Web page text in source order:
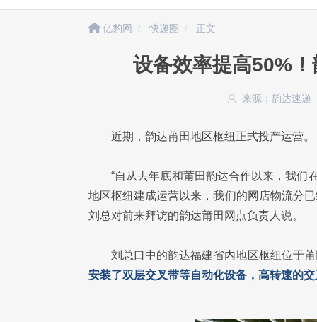
亿豹网 快递圈 正文
设备效率提高50%
来源：韵达速递
近期，韵达莆田地区枢纽正式投产运营。
“自从去年底和莆田韵达合作以来，我们
地区枢纽建成运营以来，我们的网店物流分
刘总对前来拜访的韵达莆田网点负责人说。
刘总口中的韵达福建省内地区枢纽位于
安装了双层交叉带等自动化设备，高转速的